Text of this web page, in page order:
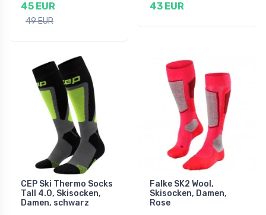
45 EUR
49 EUR
43 EUR
CEP Ski Thermo Socks
Tall 4.0, Skisocken,
Damen, schwarz
Falke SK2 Wool,
Skisocken, Damen,
Rose